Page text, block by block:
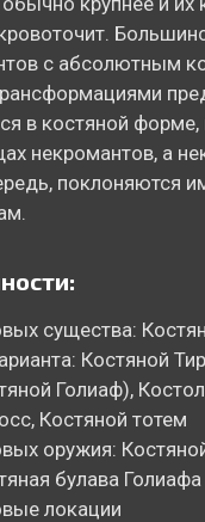
с абсолютным
в костяной форме,
некромантов, а
поклоняются
существа:
Костяной
Голиаф),
Костяной тотем
оружия:
булава Голиафа
локации